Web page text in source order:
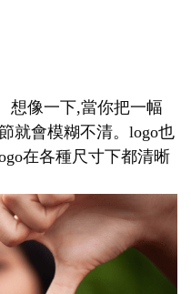
想像一下,當你把一幅
就會模糊不清。logo也
在各種尺寸下都清晰